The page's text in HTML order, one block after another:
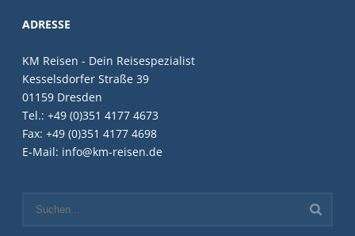
ADRESSE
KM Reisen - Dein Reisespezialist
Kesselsdorfer Straße 39
01159 Dresden
Tel.: +49 (0)351 4177 4673
Fax: +49 (0)351 4177 4698
E-Mail: info@km-reisen.de